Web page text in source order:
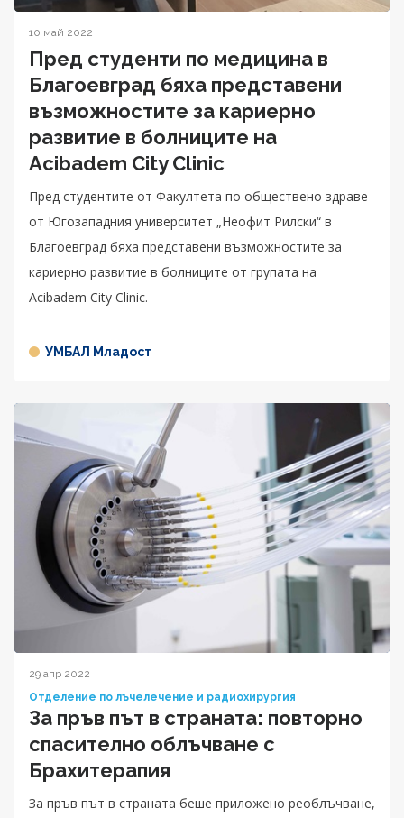
10 май 2022
Пред студенти по медицина в
Благоевград бяха представени
възможностите за кариерно
развитие в болниците на
Acibadem City Clinic
Пред студентите от Факултета по обществено здраве
от Югозападния университет „Неофит Рилски“ в
Благоевград бяха представени възможностите за
кариерно развитие в болниците от групата на
Acibadem City Clinic.
УМБАЛ Младост
29 апр 2022
Отделение по лъчелечение и радиохирургия
За пръв път в страната: повторно
спасително облъчване с
Брахитерапия
За пръв път в страната беше приложено реоблъчване,